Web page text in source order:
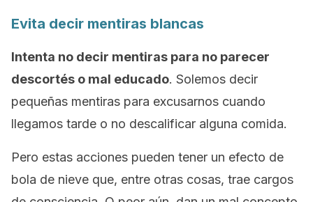
Evita decir mentiras blancas
Intenta no decir mentiras para no parecer
descortés o mal educado. Solemos decir
pequeñas mentiras para excusarnos cuando
llegamos tarde o no descalificar alguna comida.
Pero estas acciones pueden tener un efecto de
bola de nieve que, entre otras cosas, trae cargos